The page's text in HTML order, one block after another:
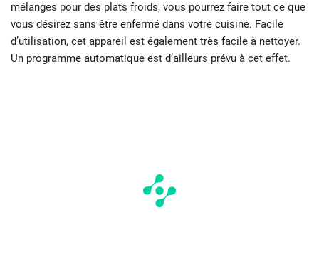
mélanges pour des plats froids, vous pourrez faire tout ce que
vous désirez sans être enfermé dans votre cuisine. Facile
d’utilisation, cet appareil est également très facile à nettoyer.
Un programme automatique est d’ailleurs prévu à cet effet.